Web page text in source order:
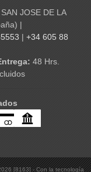
JOSE DE LA
|
| +34 605 88
48 Hrs.
[8163] - Con la tecnología